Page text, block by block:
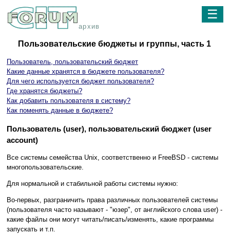
архив
☰
Пользовательские бюджеты и группы, часть 1
Пользователь, пользовательский бюджет
Какие данные хранятся в бюджете пользователя?
Для чего используется бюджет пользователя?
Где хранятся бюджеты?
Как добавить пользователя в систему?
Как поменять данные в бюджете?
Пользователь (user), пользовательский бюджет (user
account)
Все системы семейства Unix, соответственно и FreeBSD - системы
многопользовательские.
Для нормальной и стабильной работы системы нужно:
Во-первых, разграничить права различных пользователей системы
(пользователя часто называют - "юзер", от английского слова user) -
какие файлы они могут читать/писать/изменять, какие программы
запускать и т.п.